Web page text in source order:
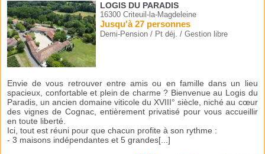
LOGIS DU PARADIS
16300 Criteuil-la-Magdeleine
Jusqu'à 27 personnes
Demi-Pension / Pt déj. / Gestion libre
Envie de vous retrouver entre amis ou en famille dans un lieu
spacieux, confortable et plein de charme ? Bienvenue au Logis du
Paradis, un ancien domaine viticole du XVIII° siècle, niché au cœur
des vignes de Cognac, entièrement privatisé pour vous accueillir
en toute liberté.
Ici, tout est réuni pour que chacun profite à son rythme :
- 3 maisons indépendantes et 5 grandes[...]